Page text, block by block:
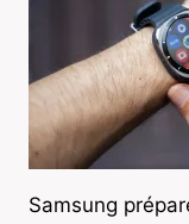
Samsung